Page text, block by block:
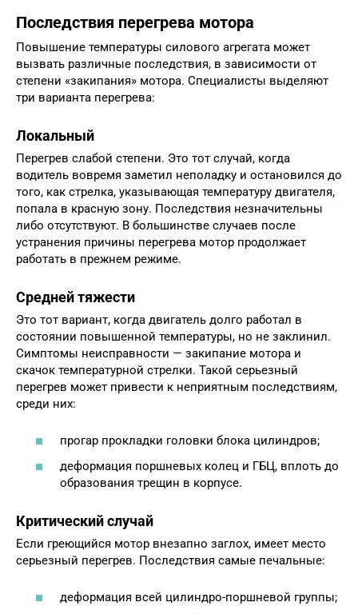
Последствия перегрева мотора
Повышение температуры силового агрегата может
вызвать различные последствия, в зависимости от
степени «закипания» мотора. Специалисты выделяют
три варианта перегрева:
Локальный
Перегрев слабой степени. Это тот случай, когда
водитель вовремя заметил неполадку и остановился до
того, как стрелка, указывающая температуру двигателя,
попала в красную зону. Последствия незначительны
либо отсутствуют. В большинстве случаев после
устранения причины перегрева мотор продолжает
работать в прежнем режиме.
Средней тяжести
Это тот вариант, когда двигатель долго работал в
состоянии повышенной температуры, но не заклинил.
Симптомы неисправности — закипание мотора и
скачок температурной стрелки. Такой серьезный
перегрев может привести к неприятным последствиям,
среди них:
прогар прокладки головки блока цилиндров;
деформация поршневых колец и ГБЦ, вплоть до
образования трещин в корпусе.
Критический случай
Если греющийся мотор внезапно заглох, имеет место
серьезный перегрев. Последствия самые печальные:
деформация всей цилиндро-поршневой группы;